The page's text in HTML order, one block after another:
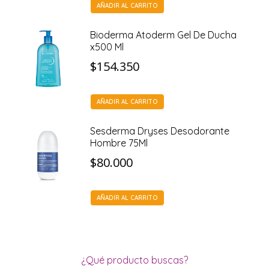
AÑADIR AL CARRITO
Bioderma Atoderm Gel De Ducha
x500 Ml
$154.350
AÑADIR AL CARRITO
Sesderma Dryses Desodorante
Hombre 75Ml
$80.000
AÑADIR AL CARRITO
¿Qué producto buscas?